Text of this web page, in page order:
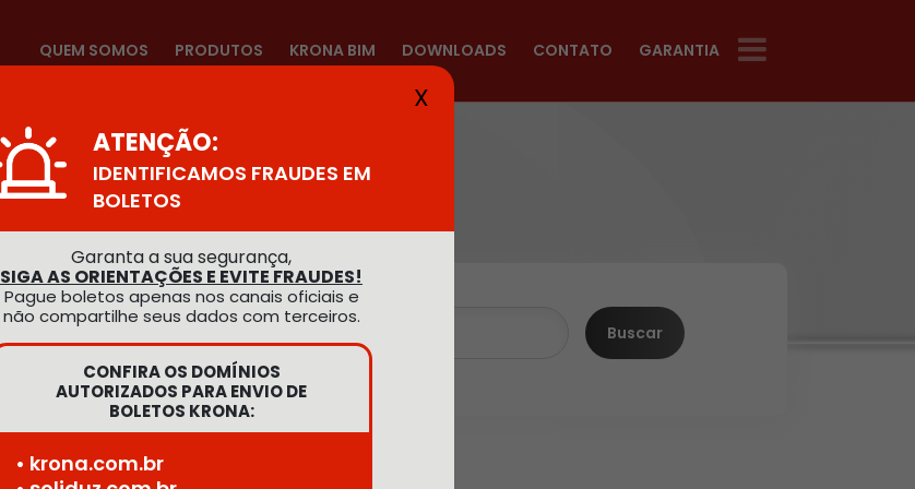
QUEM SOMOS PRODUTOS KRONA BIM DOWNLOADS CONTATO GARANTIA
Buscar
X
ATENÇÃO:
IDENTIFICAMOS FRAUDES EM
BOLETOS
Garanta a sua segurança,
SIGA AS ORIENTAÇÕES E EVITE FRAUDES!
Pague boletos apenas nos canais oficiais e
não compartilhe seus dados com terceiros.
CONFIRA OS DOMÍNIOS
AUTORIZADOS PARA ENVIO DE
BOLETOS KRONA:
• krona.com.br